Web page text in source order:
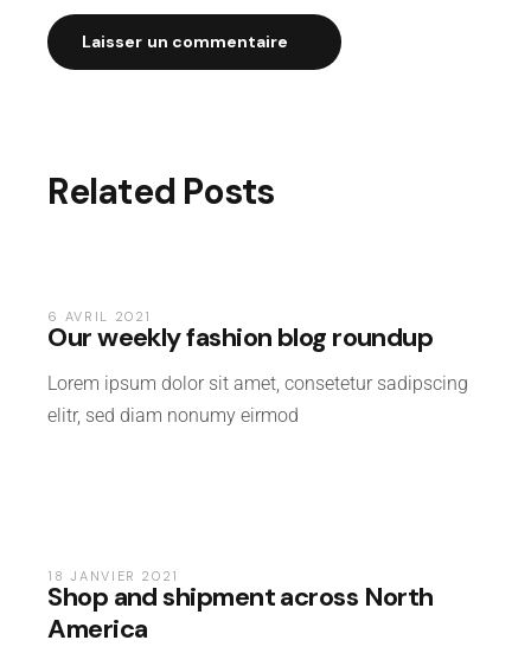
Laisser un commentaire
Related Posts
6 AVRIL 2021
Our weekly fashion blog roundup
Lorem ipsum dolor sit amet, consetetur sadipscing
elitr, sed diam nonumy eirmod
TRENDS
18 JANVIER 2021
Shop and shipment across North
America